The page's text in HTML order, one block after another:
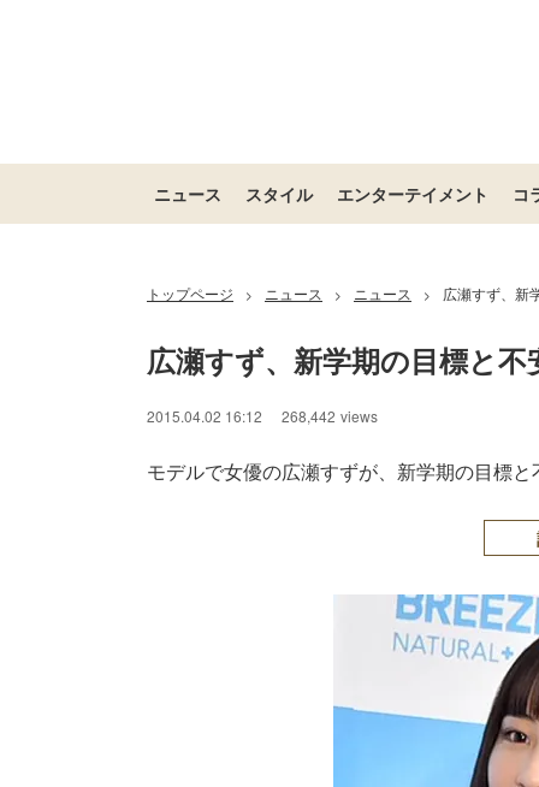
ニュース スタイル エンターテイメント コ
トップページ > ニュース > ニュース > 広瀬すず、新
広瀬すず、新学期の目標と
2015.04.02 16:12 268,442 views
モデルで女優の広瀬すずが、新学期の目標